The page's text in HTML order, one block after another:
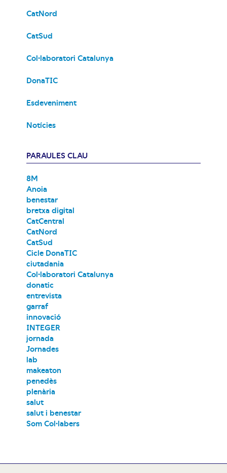
CatNord
CatSud
Col·laboratori Catalunya
DonaTIC
Esdeveniment
Notícies
PARAULES CLAU
8M
Anoia
benestar
bretxa digital
CatCentral
CatNord
CatSud
Cicle DonaTIC
ciutadania
Col·laboratori Catalunya
donatic
entrevista
garraf
innovació
INTEGER
jornada
Jornades
lab
makeaton
penedès
plenària
salut
salut i benestar
Som Col·labers